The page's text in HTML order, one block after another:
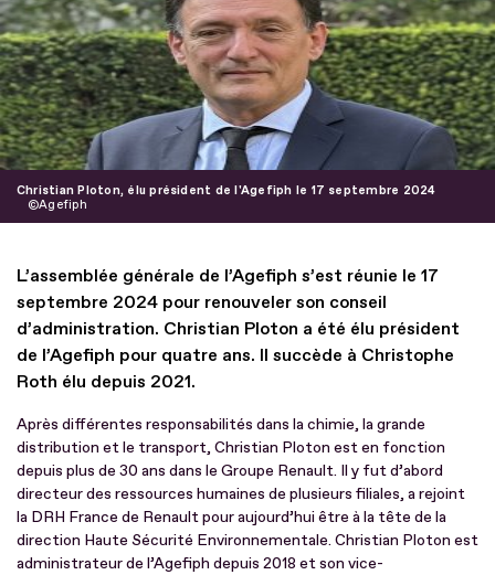
Christian Ploton, élu président de l'Agefiph le 17 septembre 2024
Agefiph
L’assemblée générale de l’Agefiph s’est réunie le 17
septembre 2024 pour renouveler son conseil
d’administration. Christian Ploton a été élu président
de l’Agefiph pour quatre ans. Il succède à Christophe
Roth élu depuis 2021.
Après différentes responsabilités dans la chimie, la grande
distribution et le transport, Christian Ploton est en fonction
depuis plus de 30 ans dans le Groupe Renault. Il y fut d’abord
directeur des ressources humaines de plusieurs filiales, a rejoint
la DRH France de Renault pour aujourd’hui être à la tête de la
direction Haute Sécurité Environnementale. Christian Ploton est
administrateur de l’Agefiph depuis 2018 et son vice-